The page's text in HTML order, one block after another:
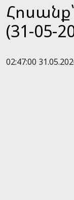
(31-05-
02:47:00